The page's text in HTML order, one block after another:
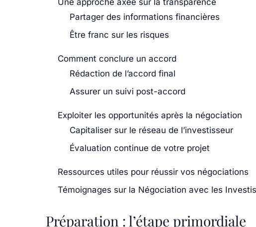
Partager des informations financières
Être franc sur les risques
Comment conclure un accord
Rédaction de l’accord final
Assurer un suivi post-accord
Exploiter les opportunités après la négociation
Capitaliser sur le réseau de l’investisseur
Évaluation continue de votre projet
Ressources utiles pour réussir vos négociations
Témoignages sur la Négociation avec les
Préparation : l’étape primordiale